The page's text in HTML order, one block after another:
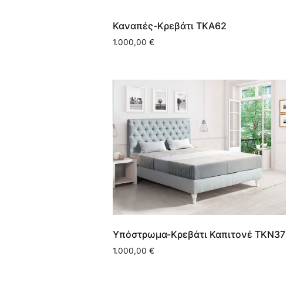
Καναπές-Κρεβάτι ΤΚΑ62
1.000,00 €
Υπόστρωμα-Κρεβάτι Καπιτονέ ΤΚΝ37
1.000,00 €